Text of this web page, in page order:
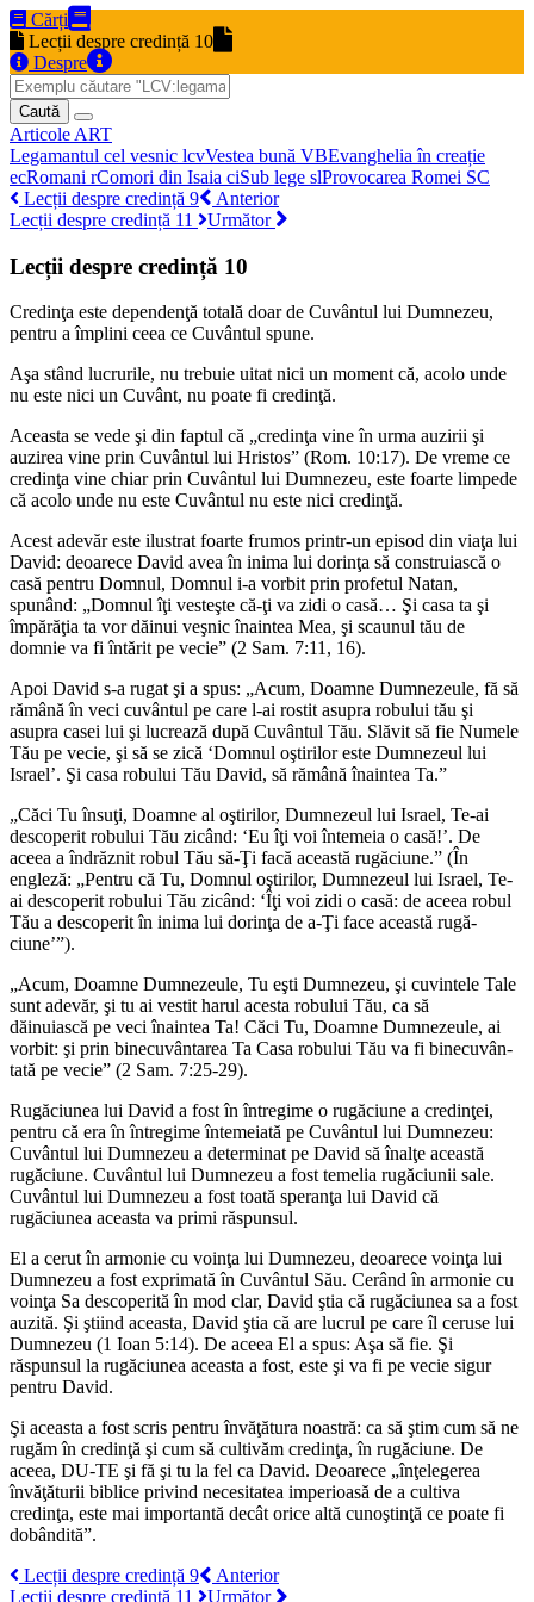
Cărți
Lecții despre credință 10
Despre
Caută
Articole ART
Legamantul cel vesnic lcvVestea bună VBEvanghelia în creație
ecRomani rComori din Isaia ciSub lege slProvocarea Romei SC
Lecții despre credință 9
Anterior
Lecții despre credință 11
Următor
Lecții despre credință 10
Credinţa este dependenţă totală doarde Cuvântul lui Dum­ne­zeu,
pentru a împlini ceea ce Cuvântul spune.
Aşa stând lucrurile, nu trebuie uitat nici un moment că, acolo unde
nu este nici un Cuvânt, nu poate fi credinţă.
Aceasta se vede şi din faptul că „credinţa vine în urma au­zi­rii şi
auzirea vine prin Cuvântul lui Hristos” (Rom. 10:17). De vreme ce
credinţa vine chiar prin Cuvântul lui Dumnezeu, este foarte limpede
că acolo unde nu este Cuvântul nu este nici cre­din­ţă.
Acest adevăr este ilustrat foarte frumos printr-un episod din viaţa lui
David: deoarece David avea în inima lui dorinţa să cons­tru­ias­că o
casă pentru Domnul, Domnul i-a vorbit prin profetul Natan,
spunând: „Domnul îţi vesteşte că-ţi va zidi o casă… Şi casa ta şi
împărăţia ta vor dăinui veşnic înaintea Mea, şi scaunul tău de
domnie va fi întărit pe vecie” (2 Sam. 7:11, 16).
Apoi David s-a rugat şi a spus: „Acum, Doamne Dumne­ze­ule, fă să
rămână în veci cuvântul pe care l-ai rostit asupra robului tău şi
asupra casei lui şi lucrează după Cuvântul Tău. Slăvit să fie Numele
Tău pe vecie, şi să se zică ‘Domnul oştirilor este Dumnezeul lui
Israel’. Şi casa robului Tău David, să rămână înaintea Ta.”
„Căci Tu însuţi, Doamne al oştirilor, Dumnezeul lui Israel, Te-ai
descoperit robului Tău zicând: ‘Eu îţi voi întemeia o casă!’. De
aceea a îndrăznit robul Tău să-Ţi facă această rugăciune.” (În
engleză: „Pentru că Tu, Domnul oştirilor, Dumnezeul lui Israel, Te-
ai descoperit robului Tău zicând: ‘Îţi voi zidi o casă: de aceea robul
Tău a descoperit în inima lui dorinţa de a-Ţi face aceas­tă rugă­
ciune’”).
„Acum, Doamne Dumnezeule, Tu eşti Dumnezeu, şi cuvin­te­le Tale
sunt adevăr, şi tu ai vestit harul acesta robului Tău, ca să
dăinuiască pe veci înaintea Ta! Căci Tu, Doamne Dumnezeule, ai
vorbit: şi prin binecuvântarea Ta Casa robului Tău va fi bine­cu­vân­
tată pe vecie” (2 Sam. 7:25-29).
Rugăciunea lui David a fost în întregime o rugăciune a cre­din­ţei,
pentru că era în întregime întemeiată pe Cuvântul lui Dum­ne­zeu:
Cuvântul lui Dumnezeu a determinatpe David să înalţe această
rugăciune. Cuvântul lui Dumnezeu a fosttemelia rugăciunii sale.
Cuvântul lui Dumnezeu a fosttoată speranţa lui David că
rugăciunea aceasta va primi răspunsul.
El a cerut în armonie cu voinţa lui Dumnezeu, deoarece voinţa lui
Dumnezeu a fost exprimată în Cuvântul Său. Cerând în armonie cu
voinţa Sa descoperită în mod clar, David ştia că rugăciunea sa a fost
auzită. Şi ştiind aceasta, David ştia că are lucrul pe care îl ceruse lui
Dumnezeu (1 Ioan 5:14). De aceea El a spus: Aşa să fie. Şi
răspunsul la rugăciunea aceasta a fost, este şi va fi pe vecie sigur
pentru David.
Şi aceasta a fost scris pentruînvăţătura noastră: ca să ştim cum să ne
rugăm în credinţă şi cum să cultivăm credinţa, în rugăciune. De
aceea, DU-TE şi fă şi tu la fel ca David. Deoarece „înţele­ge­rea
învăţăturii biblice privind necesitatea imperioasă de a cultiva
credinţa, este mai importantă decât orice altă cunoştinţă ce poate fi
dobândită”.
Lecții despre credință 9
Anterior
Lecții despre credință 11
Următor